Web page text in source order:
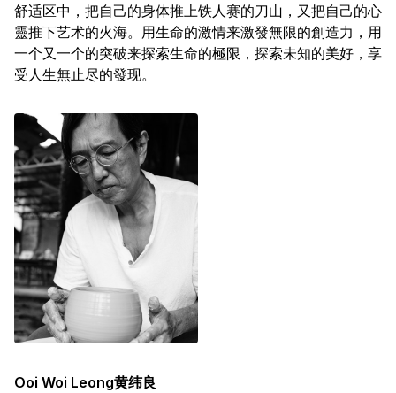
舒适区中，把自己的身体推上铁人赛的刀山，又把自己的心
靈推下艺术的火海。用生命的激情来激發無限的創造力，用
一个又一个的突破来探索生命的極限，探索未知的美好，享
受人生無止尽的發现。
Ooi Woi Leong黄纬良